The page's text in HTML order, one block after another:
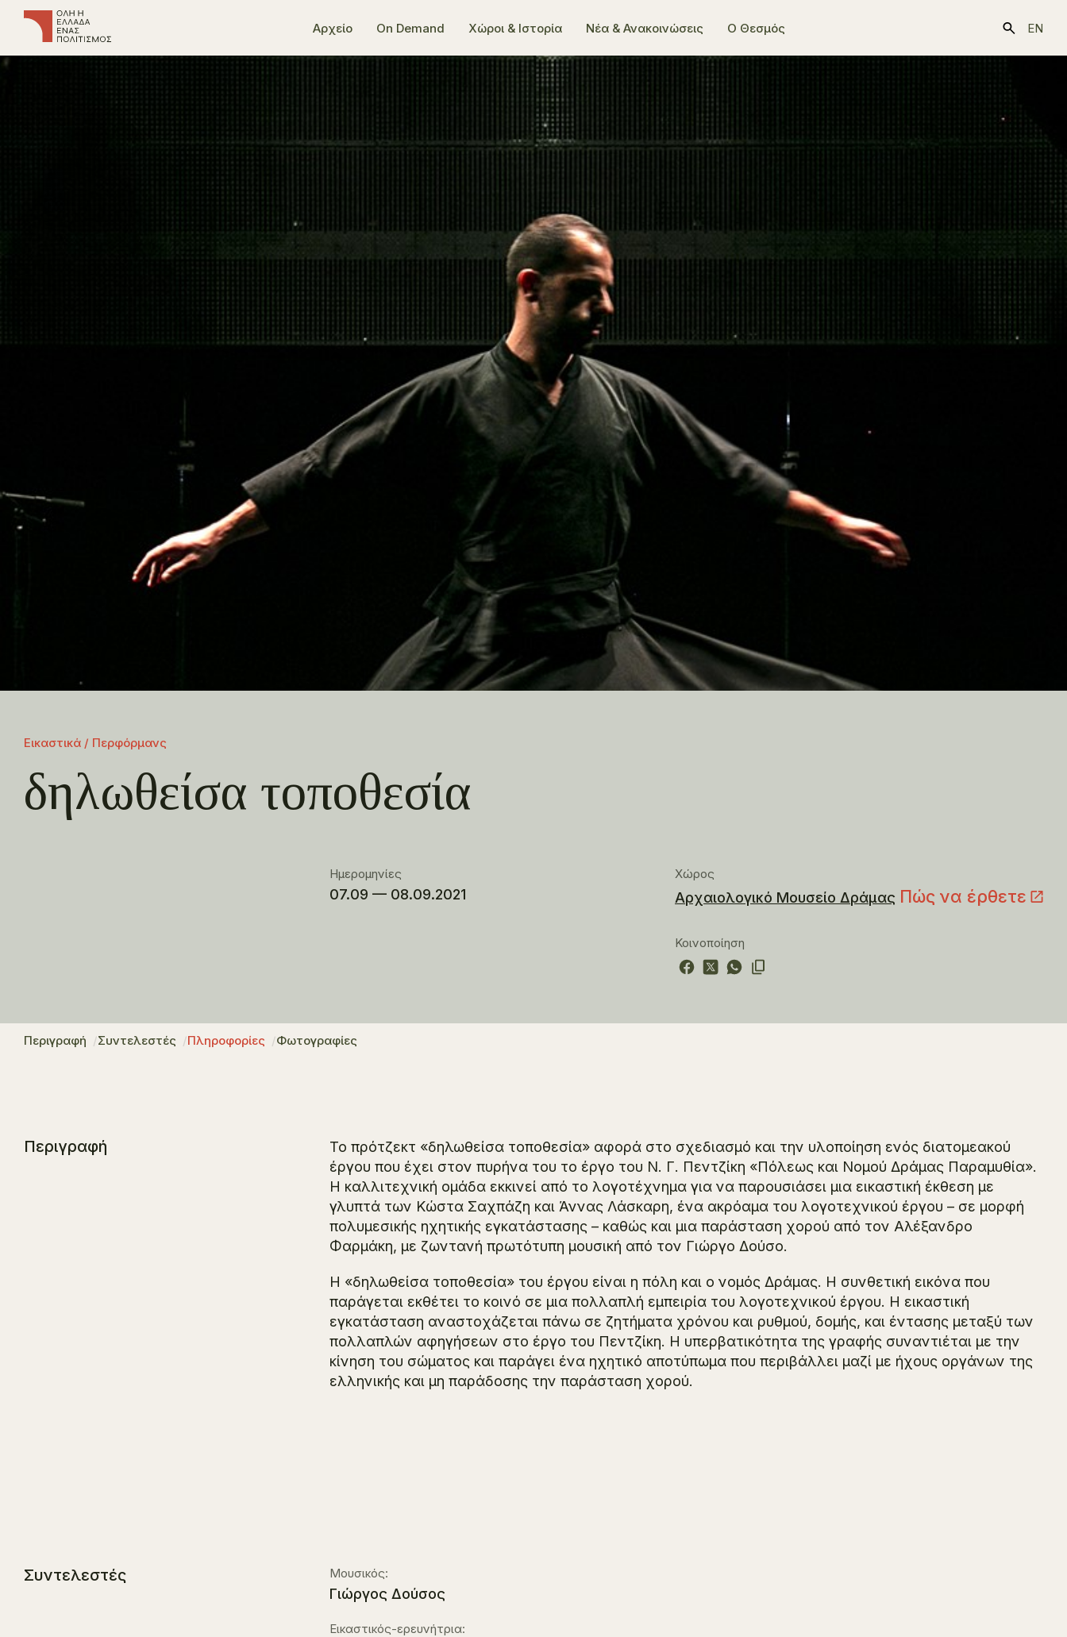
Αρχείο On Demand Χώροι & Ιστορία Νέα & Ανακοινώσεις Ο Θεσμός EN
Εικαστικά / Περφόρμανς
δηλωθείσα τοποθεσία
Ημερομηνίες
07.09 — 08.09.2021
Χώρος
Αρχαιολογικό Μουσείο Δράμας Πώς να έρθετε
Κοινοποίηση
Περιγραφή Συντελεστές Πληροφορίες Φωτογραφίες
Περιγραφή
Το πρότζεκτ «δηλωθείσα τοποθεσία» αφορά στο σχεδιασμό και την υλοποίηση ενός διατομεακού
έργου που έχει στον πυρήνα του το έργο του Ν. Γ. Πεντζίκη «Πόλεως και Νομού Δράμας Παραμυθία».
Η καλλιτεχνική ομάδα εκκινεί από το λογοτέχνημα για να παρουσιάσει μια εικαστική έκθεση με
γλυπτά των Κώστα Σαχπάζη και Άννας Λάσκαρη, ένα ακρόαμα του λογοτεχνικού έργου – σε μορφή
πολυμεσικής ηχητικής εγκατάστασης – καθώς και μια παράσταση χορού από τον Αλέξανδρο
Φαρμάκη, με ζωντανή πρωτότυπη μουσική από τον Γιώργο Δούσο.
Η «δηλωθείσα τοποθεσία» του έργου είναι η πόλη και ο νομός Δράμας. Η συνθετική εικόνα που
παράγεται εκθέτει το κοινό σε μια πολλαπλή εμπειρία του λογοτεχνικού έργου. Η εικαστική
εγκατάσταση αναστοχάζεται πάνω σε ζητήματα χρόνου και ρυθμού, δομής, και έντασης μεταξύ των
πολλαπλών αφηγήσεων στο έργο του Πεντζίκη. Η υπερβατικότητα της γραφής συναντιέται με την
κίνηση του σώματος και παράγει ένα ηχητικό αποτύπωμα που περιβάλλει μαζί με ήχους οργάνων της
ελληνικής και μη παράδοσης την παράσταση χορού.
Συντελεστές Μουσικός:
Γιώργος Δούσος
Εικαστικός-ερευνήτρια: